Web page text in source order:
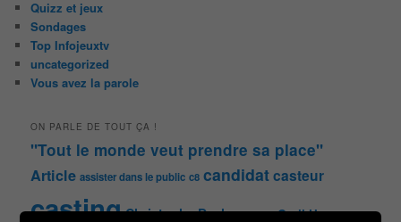
Quizz et jeux
Sondages
Top Infojeuxtv
uncategorized
Vous avez la parole
ON PARLE DE TOUT ÇA !
"Tout le monde veut prendre sa place"
Article assister dans le public c8 candidatcasteur
casting Christophe Dechavanne Cyril Hanouna